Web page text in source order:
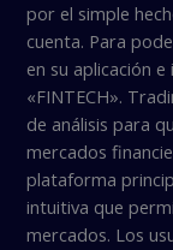
por el simple
cuenta. Para
en su aplicación
«FINTECH».
de análisis para
mercados
plataforma
intuitiva que
mercados. Los